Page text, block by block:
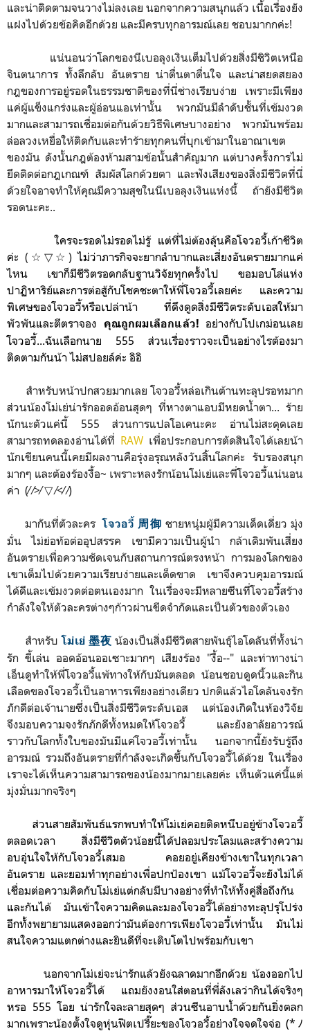
และน่าติดตามจนวางไม่ลงเลย นอกจากความสนุกแล้ว เนื้อเรื่องยัง
แฝงไปด้วยข้อคิดอีกด้วย และมีครบทุกอารมณ์เลย ชอบมากกค่ะ!
แน่นอนว่าโลกของนีเบอลุงเงินเต็มไปด้วยสิ่งมีชิวิตเหนือ
จินตนาการ ทั้งลึกลับ อันตราย น่าตื่นตาตื่นใจ และน่าสยดสยอง
กฎของการอยู่รอดในธรรมชาติของที่นี่ช่างเรียบง่าย เพราะมีเพียง
แค่ผู้แข็งแกร่งและผู้อ่อนแอเท่านั้น พวกมันมีลำดับชั้นที่เข้มงวด
มากและสามารถเชื่อมต่อกันด้วยวิธีพิเศษบางอย่าง พวกมันพร้อม
ล่อลวงเหยื่อให้ติดกับและทำร้ายทุกคนที่บุกเข้ามาในอาณาเขต
ของมัน ดังนั้นกฎต้องห้ามสามข้อนั้นสำคัญมาก แต่บางครั้งการไม่
ยึดติดต่อกฎเกณฑ์ สัมผัสโลกด้วยตา และฟังเสียงของสิ่งมีชีวิตที่นี่
ด้วยใจอาจทำให้คุณมีความสุขในนีเบอลุงเงินแห่งนี้ ถ้ายังมีชีวิต
รอดนะคะ..
ใครจะรอดไม่รอดไม่รู้ แต่ที่ไม่ต้องลุ้นคือโจวอวี้เก้าชีวิต
ค่ะ (☆▽☆)ไม่ว่าภารกิจจะยากลำบากและเสี่ยงอันตรายมากแค่
ไหน เขาก็มีชีวิตรอดกลับฐานวิจัยทุกครั้งไป ขอมอบโล่แห่ง
ปาฏิหาริย์และการต่อสู้กับโชคชะตาให้พี่โจวอวี้เลยค่ะ และความ
พิเศษของโจวอวี้หรือเปล่าน้า ที่ดึงดูดสิ่งมีชีวิตระดับเอสให้มา
พัวพันและตีตราจอง คุณถูกผมเลือกแล้ว! อย่างกับโปเกม่อนเลย
โจวอวี้...ฉันเลือกนาย 555 ส่วนเรื่องราวจะเป็นอย่างไรต้องมา
ติดตามกันน้า ไม่สปอยล์ค่ะ อิอิ
สำหรับหน้าปกสวยมากเลย โจวอวี้หล่อเกินต้านทะลุปรอทมาก
ส่วนน้องโม่เย่น่ารักออดอ้อนสุดๆ ที่หางตาแอบมีหยดน้ำตา... ร้าย
นักนะตัวแค่นี้ 555 ส่วนการแปลโอเคนะคะ อ่านไม่สะดุดเลย
สามารถทดลองอ่านได้ที่ RAW เพื่อประกอบการตัดสินใจได้เลยน้า
นักเขียนคนนี้เคยมีผลงานคือรุ่งอรุณหลังวันสิ้นโลกค่ะ รับรองสนุก
มากๆ และต้องร้องงื้อ~ เพราะหลงรักน้อนโม่เย่และพี่โจวอวี้แน่นอน
ค่า (⁄ ⁄>⁄ ▽ ⁄<⁄ ⁄)
มากันที่ตัวละคร โจวอวี้ 周御 ชายหนุ่มผู้มีความเด็ดเดี่ยว มุ่ง
มั่น ไม่ย่อท้อต่ออุปสรรค เขามีความเป็นผู้นำ กล้าเดิมพันเสี่ยง
อันตรายเพื่อความชัดเจนกับสถานการณ์ตรงหน้า การมองโลกของ
เขาเต็มไปด้วยความเรียบง่ายและเด็ดขาด เขาจึงควบคุมอารมณ์
ได้ดีและเข้มงวดต่อตนเองมาก ในเรื่องจะมีหลายซีนที่โจวอวี้สร้าง
กำลังใจให้ตัวละครต่างๆก้าวผ่านขีดจำกัดและเป็นตัวของตัวเอง
สำหรับโม่เย่ 墨夜น้องเป็นสิ่งมีชีวิตสายพันธุ์ไอโดลันที่ทั้งน่า
รัก ขี้เล่น ออดอ้อนออเซาะมากๆ เสียงร้อง "งื้อ--" และท่าทางน่า
เอ็นดูทำให้พี่โจวอวี้แพ้ทางให้กับมันตลอด น้อนชอบดูดนิ้วและกิน
เลือดของโจวอวี้เป็นอาหารเพียงอย่างเดียว ปกติแล้วไอโดลันจงรัก
ภักดีต่อเจ้านายซึ่งเป็นสิ่งมีชีวิตระดับเอส แต่น้องเกิดในห้องวิจัย
จึงมอบความจงรักภักดีทั้งหมดให้โจวอวี้ และยังอาลัยอาวรณ์
ราวกับโลกทั้งใบของมันมีแค่โจวอวี้เท่านั้น นอกจากนี้ยังรับรู้ถึง
อารมณ์ รวมถึงอันตรายที่กำลังจะเกิดขึ้นกับโจวอวี้ได้ด้วย ในเรื่อง
เราจะได้เห็นความสามารถของน้องมากมายเลยค่ะ เห็นตัวแค่นี้แต่
มุ่งมั่นมากจริงๆ
ส่วนสายสัมพันธ์แรกพบทำให้โม่เย่คอยติดหนึบอยู่ข้างโจวอวี้
ตลอดเวลา สิ่งมีชีวิตตัวน้อยนี้ได้ปลอมประโลมและสร้างความ
อบอุ่นใจให้กับโจวอวี้เสมอ คอยอยู่เคียงข้างเขาในทุกเวลา
อันตราย และยอมทำทุกอย่างเพื่อปกป้องเขา แม้โจวอวี้จะยังไม่ได้
เชื่อมต่อความคิดกับโม่เย่แต่กลับมีบางอย่างที่ทำให้ทั้งคู่สื่อถึงกัน
และกันได้
มันเข้าใจความคิดและมองโจวอวี้ได้อย่างทะลุปรุโปร่ง
อีกทั้งพยายามแสดงออกว่ามันต้องการเพียงโจวอวี้เท่านั้น มันไม่
สนใจความแตกต่างและยินดีที่จะเติบโตไปพร้อมกับเขา
นอกจากโม่เย่จะน่ารักแล้วยังฉลาดมากอีกด้วย น้องออกไป
อาหารมาให้โจวอวี้ได้ แถมยังงอนใส่ตอนที่พี่ลังเลว่ากินได้จริงๆ
หรอ 555 โอย น่ารักใจละลายสุดๆ ส่วนซีนอาบน้ำด้วยกันยิ่งตลก
มากเพราะน้องตั้งใจดูหุ่นฟิตเปรี๊ยะของโจวอวี้อย่างใจจดใจจ่อ (*ﾉ